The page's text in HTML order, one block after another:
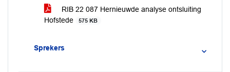
RIB 22 087 Hernieuwde analyse ontsluiting
Hofstede
575 KB
Sprekers